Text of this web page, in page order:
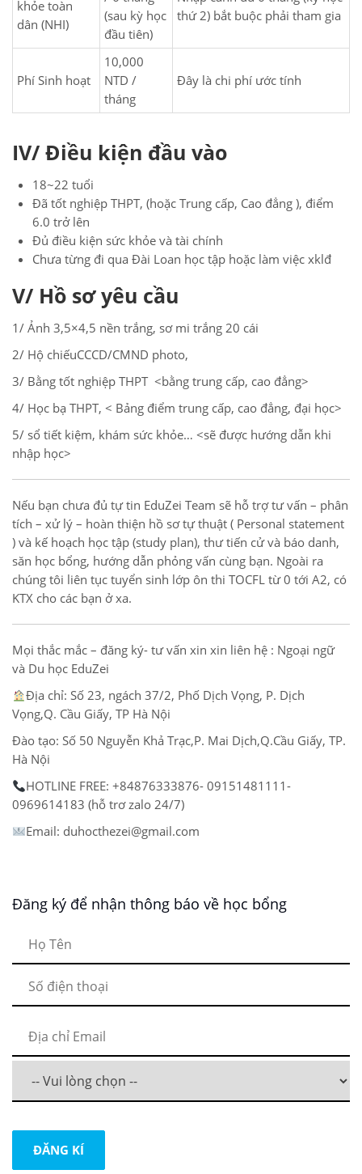
khỏe toàn
dân (NHI)
(sau kỳ học
đầu tiên)
thứ 2) bắt buộc phải tham gia
Phí Sinh hoạt
10,000
NTD /
tháng
Đây là chi phí ước tính
IV/ Điều kiện đầu vào
18~22 tuổi
Đã tốt nghiệp THPT, (hoặc Trung cấp, Cao đẳng ), điểm
6.0 trở lên
Đủ điều kiện sức khỏe và tài chính
Chưa từng đi qua Đài Loan học tập hoặc làm việc xklđ
V/ Hồ sơ yêu cầu
1/ Ảnh 3,5×4,5 nền trắng, sơ mi trắng 20 cái
2/ Hộ chiếuCCCD/CMND photo,
3/ Bằng tốt nghiệp THPT <bằng trung cấp, cao đẳng>
4/ Học bạ THPT, < Bảng điểm trung cấp, cao đẳng, đại học>
5/ sổ tiết kiệm, khám sức khỏe… <sẽ được hướng dẫn khi
nhập học>
Nếu bạn chưa đủ tự tin EduZei Team sẽ hỗ trợ tư vấn – phân
tích – xử lý – hoàn thiện hồ sơ tự thuật ( Personal statement
) và kế hoạch học tập (study plan), thư tiến cử và báo danh,
săn học bổng, hướng dẫn phỏng vấn cùng bạn. Ngoài ra
chúng tôi liên tục tuyển sinh lớp ôn thi TOCFL từ 0 tới A2, có
KTX cho các bạn ở xa.
Mọi thắc mắc – đăng ký- tư vấn xin xin liên hệ : Ngoại ngữ
và Du học EduZei
Địa chỉ: Số 23, ngách 37/2, Phố Dịch Vọng, P. Dịch
Vọng,Q. Cầu Giấy, TP Hà Nội
Đào tạo: Số 50 Nguyễn Khả Trạc,P. Mai Dịch,Q.Cầu Giấy, TP.
Hà Nội
HOTLINE FREE: +84876333876- 09151481111-
0969614183 (hỗ trơ zalo 24/7)
Email: duhocthezei@gmail.com
Đăng ký để nhận thông báo về học bổng